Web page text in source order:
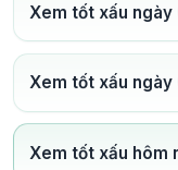
Xem tốt xấu
Xem tốt xấu
Xem tốt xấu hôm